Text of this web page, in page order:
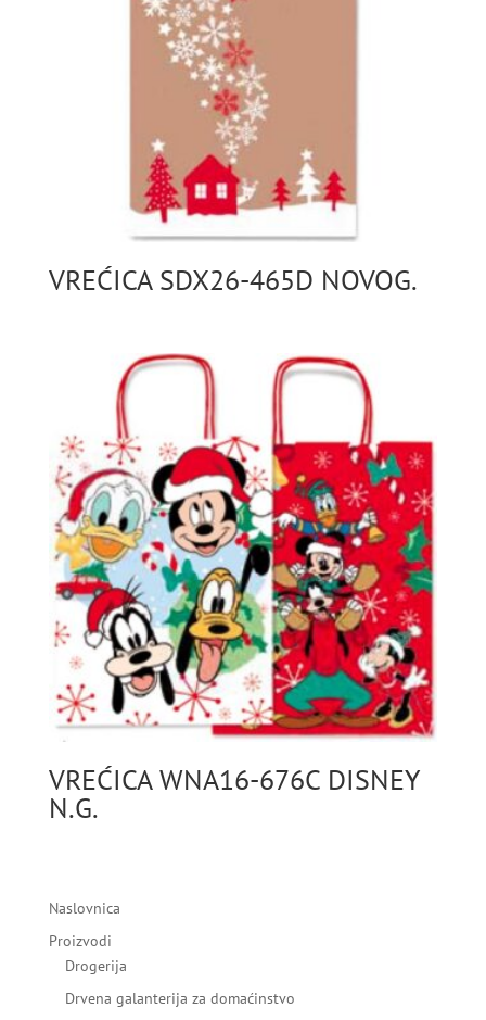
VREĆICA SDX26-465D NOVOG.
VREĆICA WNA16-676C DISNEY
N.G.
Naslovnica
Proizvodi
Drogerija
Drvena galanterija za domaćinstvo